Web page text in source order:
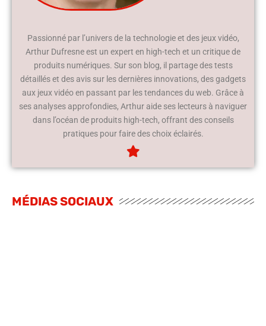
Passionné par l’univers de la technologie et des jeux vidéo,
Arthur Dufresne est un expert en high-tech et un critique de
produits numériques. Sur son blog, il partage des tests
détaillés et des avis sur les dernières innovations, des gadgets
aux jeux vidéo en passant par les tendances du web. Grâce à
ses analyses approfondies, Arthur aide ses lecteurs à naviguer
dans l’océan de produits high-tech, offrant des conseils
pratiques pour faire des choix éclairés.
MÉDIAS SOCIAUX